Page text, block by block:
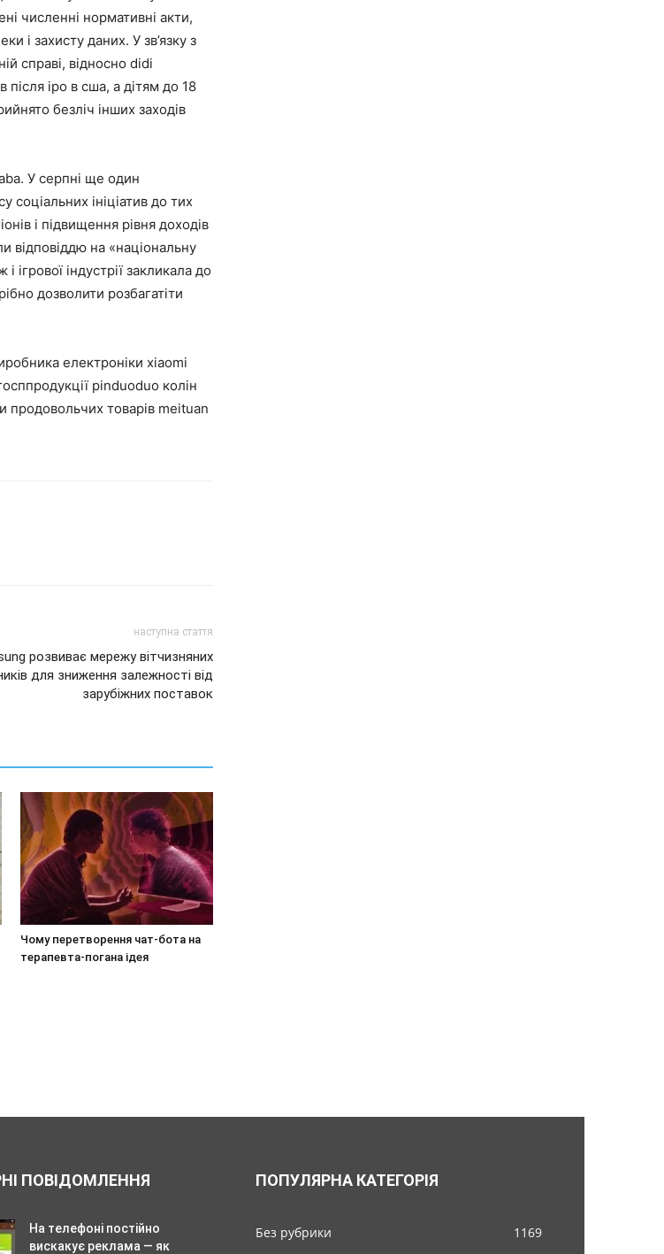
численні нормативні акти,
і захисту даних. У зв’язку з
справі, відносно didi
після ipo в сша, а дітям до 18
безліч інших заходів
У серпні ще один
соціальних ініціатив до тих
і підвищення рівня доходів
відповіддю на «національну
ігрової індустрії закликала до
дозволити розбагатіти
електроніки xiaomi
pinduoduo колін
продовольчих товарів meituan
наступна стаття
розвиває мережу вітчизняних
для зниження залежності від
зарубіжних поставок
Чому перетворення чат-бота на
терапевта-погана ідея
ПОВІДОМЛЕННЯ
На телефоні постійно
вискакує реклама — як
ПОПУЛЯРНА КАТЕГОРІЯ
Без рубрики
1169